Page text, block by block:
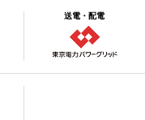
送電・配電